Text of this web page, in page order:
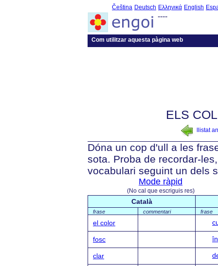
Čeština Deutsch Ελληνικά English
----
Com utilitzar aquesta pàgina web
ELS
llistat
Dóna un cop d'ull a les
sota. Proba de recordar-
vocabulari seguint un dels
Mode ràpid
(No cal que escriguis res)
Català
frase commentari frase
el color
fosc
clar